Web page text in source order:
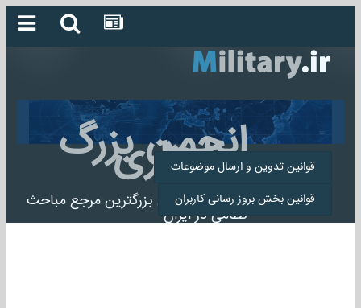
انجمن بزرگ
میلیتاری
انجمن میلیتاری بزرگترین مرجع مباحث
نظامی در ایران
قوانین تدوین و ارسال موضوعات
قوانین بخش بروز رسانی کاربران